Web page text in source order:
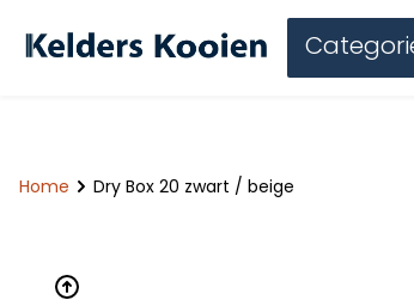
Home Dry Box 20 zwart / beige